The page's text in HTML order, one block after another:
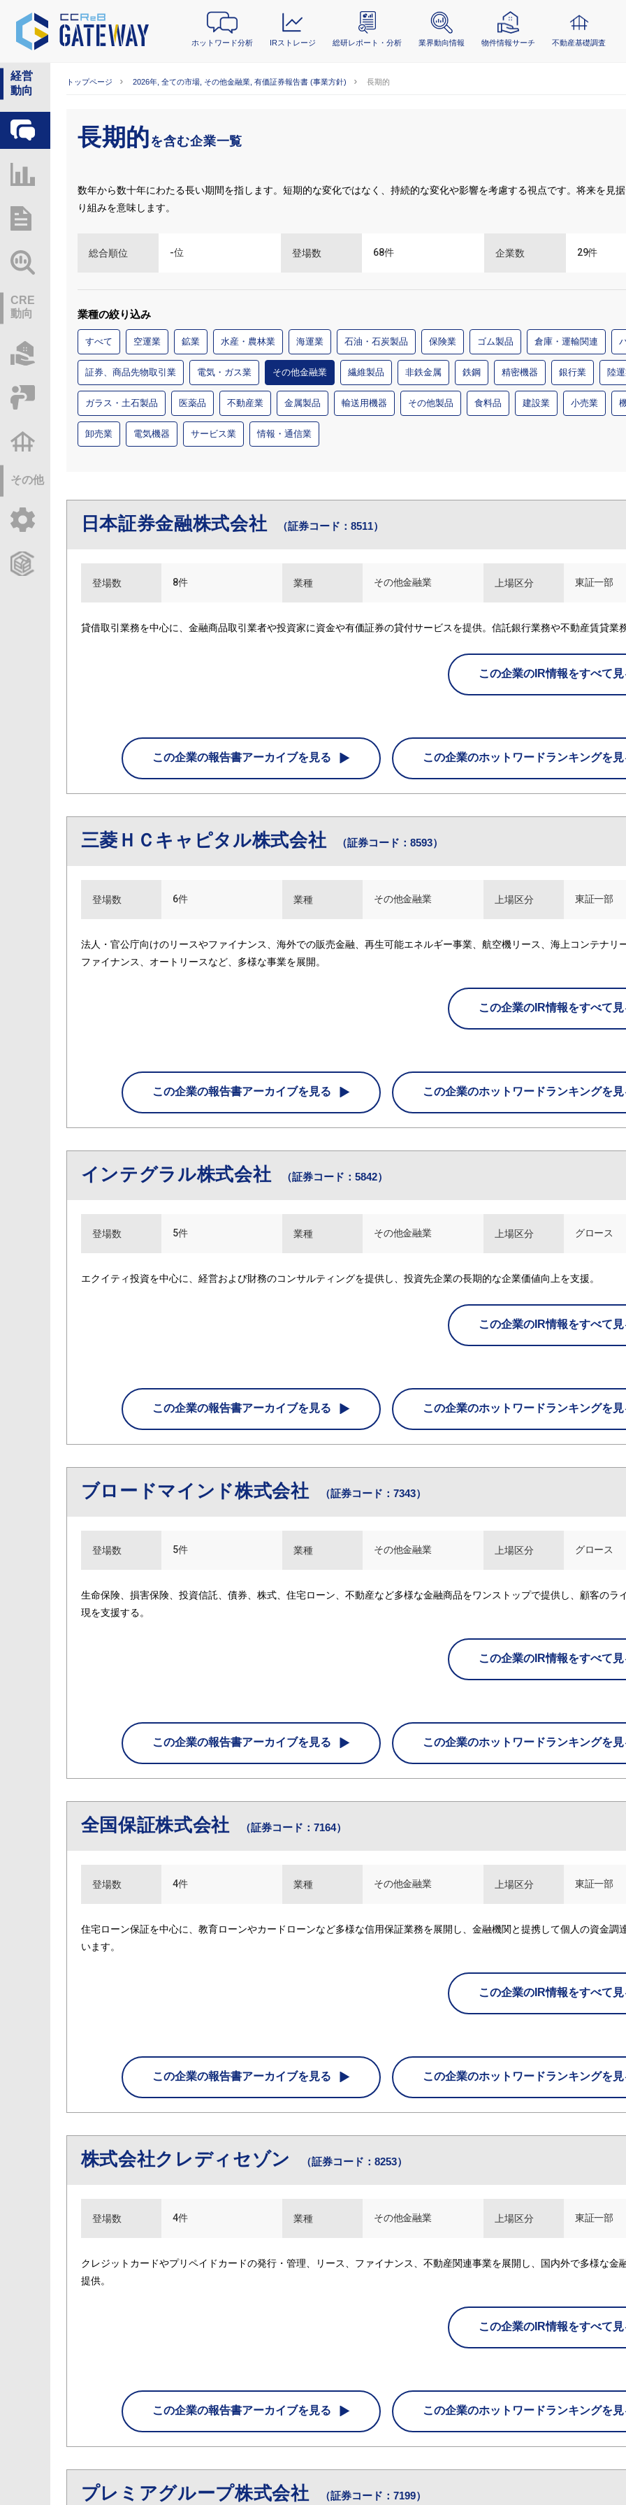
ホットワード分析 IRストレージ 総研レポート・分析 業界動向情報 物件情報サーチ 不動産基礎調査
経営
動向
ホットワード分析
業界動向情報
CRE
動向
物件情報サーチ
セミナー・研修
不動産基礎調査
その他
ご利用ガイド
トップページ 2026年, 全ての市場, その他金融業, 有価証券報告書 (事業方針) 長期的
長期的を含む企業一覧
数年から数十年にわたる長い期間を指します。短期的な変化ではなく、持続的な変化や影響を考慮する視点です。将来を見
り組みを意味します。
総合順位 -位 登場数 68件 企業数 29件
業種の絞り込み
すべて 空運業 鉱業 水産・農林業 海運業 石油・石炭製品 保険業 ゴム製品 倉庫・運輸関連
証券、商品先物取引業 電気・ガス業 その他金融業 繊維製品 非鉄金属 鉄鋼 精密機器 銀行業 陸
ガラス・土石製品 医薬品 不動産業 金属製品 輸送用機器 その他製品 食料品 建設業 小売業
卸売業 電気機器 サービス業 情報・通信業
日本証券金融株式会社 （証券コード：8511）
登場数 8件 業種 その他金融業 上場区分 東証一部
貸借取引業務を中心に、金融商品取引業者や投資家に資金や有価証券の貸付サービスを提供。信託銀行業務や不動産賃貸業
この企業のIR情報をすべて見
この企業の報告書アーカイブを見る この企業のホットワードランキングを見
三菱ＨＣキャピタル株式会社 （証券コード：8593）
登場数 6件 業種 その他金融業 上場区分 東証一部
法人・官公庁向けのリースやファイナンス、海外での販売金融、再生可能エネルギー事業、航空機リース、海上コンテナリ
ファイナンス、オートリースなど、多様な事業を展開。
この企業のIR情報をすべて見
この企業の報告書アーカイブを見る この企業のホットワードランキングを見
インテグラル株式会社 （証券コード：5842）
登場数 5件 業種 その他金融業 上場区分 グロース
エクイティ投資を中心に、経営および財務のコンサルティングを提供し、投資先企業の長期的な企業価値向上を支援。
この企業のIR情報をすべて見
この企業の報告書アーカイブを見る この企業のホットワードランキングを見
ブロードマインド株式会社 （証券コード：7343）
登場数 5件 業種 その他金融業 上場区分 グロース
生命保険、損害保険、投資信託、債券、株式、住宅ローン、不動産など多様な金融商品をワンストップで提供し、顧客のラ
現を支援する。
この企業のIR情報をすべて見
この企業の報告書アーカイブを見る この企業のホットワードランキングを見
全国保証株式会社 （証券コード：7164）
登場数 4件 業種 その他金融業 上場区分 東証一部
住宅ローン保証を中心に、教育ローンやカードローンなど多様な信用保証業務を展開し、金融機関と提携して個人の資金調
います。
この企業のIR情報をすべて見
この企業の報告書アーカイブを見る この企業のホットワードランキングを見
株式会社クレディセゾン （証券コード：8253）
登場数 4件 業種 その他金融業 上場区分 東証一部
クレジットカードやプリペイドカードの発行・管理、リース、ファイナンス、不動産関連事業を展開し、国内外で多様な金
提供。
この企業のIR情報をすべて見
この企業の報告書アーカイブを見る この企業のホットワードランキングを見
プレミアグループ株式会社 （証券コード：7199）